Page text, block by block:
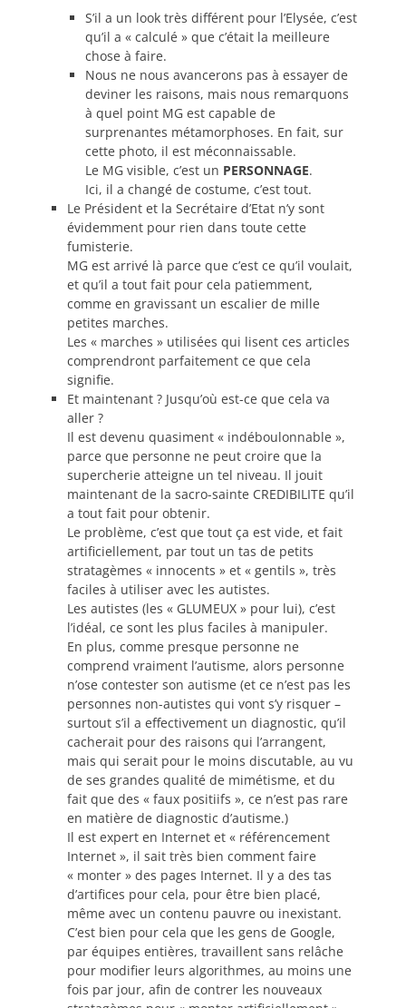
S’il a un look très différent pour l’Elysée, c’est
qu’il a « calculé » que c’était la meilleure
chose à faire.
Nous ne nous avancerons pas à essayer de
deviner les raisons, mais nous remarquons
à quel point MG est capable de
surprenantes métamorphoses. En fait, sur
cette photo, il est méconnaissable.
Le MG visible, c’est un PERSONNAGE.
Ici, il a changé de costume, c’est tout.
Le Président et la Secrétaire d’Etat n’y sont
évidemment pour rien dans toute cette
fumisterie.
MG est arrivé là parce que c’est ce qu’il voulait,
et qu’il a tout fait pour cela patiemment,
comme en gravissant un escalier de mille
petites marches.
Les « marches » utilisées qui lisent ces articles
comprendront parfaitement ce que cela
signifie.
Et maintenant ? Jusqu’où est-ce que cela va
aller ?
Il est devenu quasiment « indéboulonnable »,
parce que personne ne peut croire que la
supercherie atteigne un tel niveau. Il jouit
maintenant de la sacro-sainte CREDIBILITE qu’il
a tout fait pour obtenir.
Le problème, c’est que tout ça est vide, et fait
artificiellement, par tout un tas de petits
stratagèmes « innocents » et « gentils », très
faciles à utiliser avec les autistes.
Les autistes (les « GLUMEUX » pour lui), c’est
l’idéal, ce sont les plus faciles à manipuler.
En plus, comme presque personne ne
comprend vraiment l’autisme, alors personne
n’ose contester son autisme (et ce n’est pas les
personnes non-autistes qui vont s’y risquer –
surtout s’il a effectivement un diagnostic, qu’il
cacherait pour des raisons qui l’arrangent,
mais qui serait pour le moins discutable, au vu
de ses grandes qualité de mimétisme, et du
fait que des « faux positiifs », ce n’est pas rare
en matière de diagnostic d’autisme.)
Il est expert en Internet et « référencement
Internet », il sait très bien comment faire
« monter » des pages Internet. Il y a des tas
d’artifices pour cela, pour être bien placé,
même avec un contenu pauvre ou inexistant.
C’est bien pour cela que les gens de Google,
par équipes entières, travaillent sans relâche
pour modifier leurs algorithmes, au moins une
fois par jour, afin de contrer les nouveaux